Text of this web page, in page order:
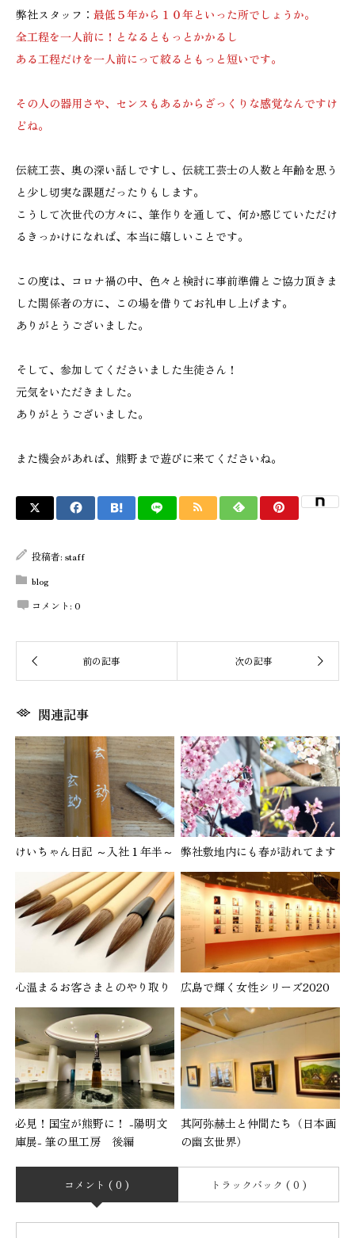
弊社スタッフ： 最低５年から１０年といった所でしょうか。
全工程を一人前に！となるともっとかかるし
ある工程だけを一人前にって絞るともっと短いです。
その人の器用さや、センスもあるからざっくりな感覚なんですけ
どね。
伝統工芸、奥の深い話しですし、伝統工芸士の人数と年齢を思う
と少し切実な課題だったりもします。
こうして次世代の方々に、筆作りを通して、何か感じていただけ
るきっかけになれば、本当に嬉しいことです。
この度は、コロナ禍の中、色々と検討に事前準備とご協力頂きま
した関係者の方に、この場を借りてお礼申し上げます。
ありがとうございました。
そして、参加してくださいました生徒さん！
元気をいただきました。
ありがとうございました。
また機会があれば、熊野まで遊びに来てくださいね。
投稿者: staff
blog
コメント: 0
関連記事
けいちゃん日記 ～入社１年半～ 弊社敷地内にも春が訪れてます
心温まるお客さまとのやり取り 広島で輝く女性シリーズ2020
必見！国宝が熊野に！ -陽明文
庫展- 筆の里工房 後編
其阿弥赫土と仲間たち（日本画
の幽玄世界）
コメント ( 0 ) トラックバック ( 0 )